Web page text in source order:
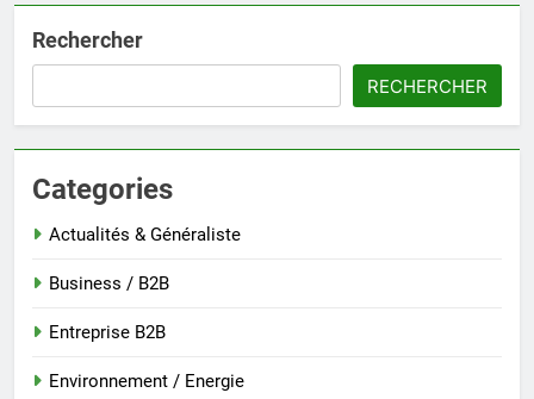
Rechercher
RECHERCHER
Categories
Actualités & Généraliste
Business / B2B
Entreprise B2B
Environnement / Energie